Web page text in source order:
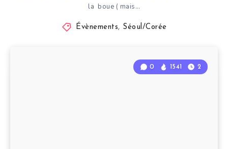
la boue ( mais…
Évènements, Séoul/Corée
0 1541 2